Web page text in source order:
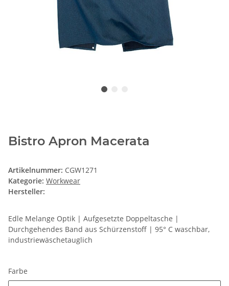
Bistro Apron Macerata
Artikelnummer: CGW1271
Kategorie: Workwear
Hersteller:
Edle Melange Optik | Aufgesetzte Doppeltasche |
Durchgehendes Band aus Schürzenstoff | 95° C waschbar,
industriewäschetauglich
Farbe